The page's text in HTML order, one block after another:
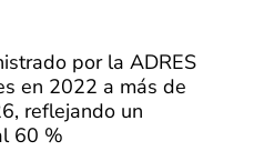
por la ADRES
en 2022 a más de
reflejando un
60 %